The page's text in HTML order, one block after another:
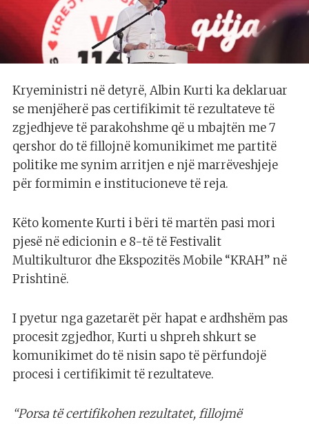
Kryeministri në detyrë, Albin Kurti ka deklaruar
se menjëherë pas certifikimit të rezultateve të
zgjedhjeve të parakohshme që u mbajtën me 7
qershor do të fillojnë komunikimet me partitë
politike me synim arritjen e një marrëveshjeje
për formimin e institucioneve të reja.
Këto komente Kurti i bëri të martën pasi mori
pjesë në edicionin e 8-të të Festivalit
Multikulturor dhe Ekspozitës Mobile “KRAH” në
Prishtinë.
I pyetur nga gazetarët për hapat e ardhshëm pas
procesit zgjedhor, Kurti u shpreh shkurt se
komunikimet do të nisin sapo të përfundojë
procesi i certifikimit të rezultateve.
“Porsa të certifikohen rezultatet, fillojmë